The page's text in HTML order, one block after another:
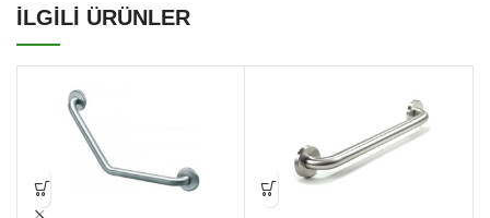
İLGİLİ ÜRÜNLER